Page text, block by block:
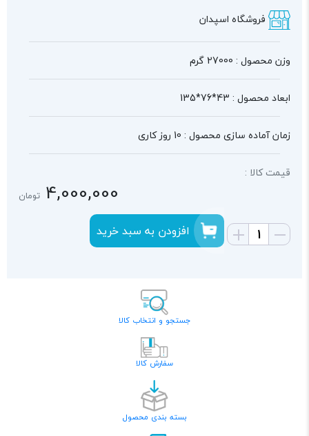
فروشگاه اسپدان
وزن محصول : 27000 گرم
ابعاد محصول : 43*76*135
زمان آماده سازی محصول : 10 روز کاری
قیمت کالا :
4,000,000 تومان
افزودن به سبد خرید
جستجو و انتخاب کالا
سفارش کالا
بسته بندی محصول